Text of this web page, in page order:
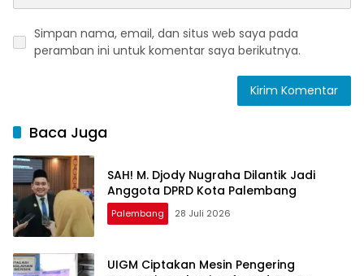
Simpan nama, email, dan situs web saya pada
peramban ini untuk komentar saya berikutnya.
Baca Juga
SAH! M. Djody Nugraha Dilantik Jadi
Anggota DPRD Kota Palembang
Palembang 28 Juli 2026
UIGM Ciptakan Mesin Pengering